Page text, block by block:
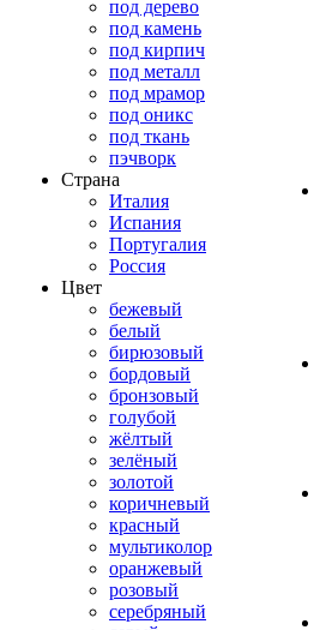
под дерево
под камень
под кирпич
под металл
под мрамор
под оникс
под ткань
пэчворк
Страна
Италия
Испания
Португалия
Россия
Цвет
бежевый
белый
бирюзовый
бордовый
бронзовый
голубой
жёлтый
зелёный
золотой
коричневый
красный
мультиколор
оранжевый
розовый
серебряный